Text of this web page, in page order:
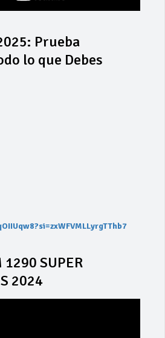
Prueba
lo que Debes
1290 SUPER
2024